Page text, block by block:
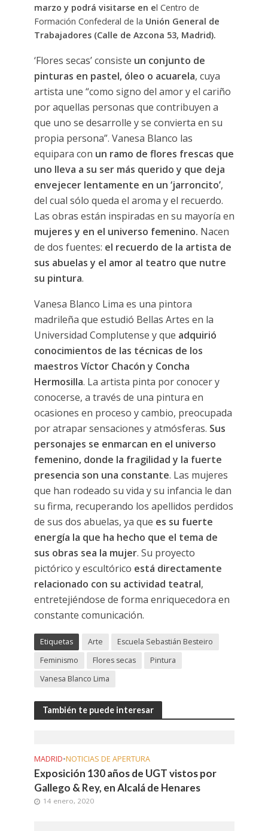
marzo y podrá visitarse en el Centro de
Formación Confederal de la Unión General de
Trabajadores (Calle de Azcona 53, Madrid).
‘Flores secas’ consiste un conjunto de
pinturas en pastel, óleo o acuarela, cuya
artista une “como signo del amor y el cariño
por aquellas personas que contribuyen a
que uno se desarrolle y se convierta en su
propia persona”. Vanesa Blanco las
equipara con un ramo de flores frescas que
uno lleva a su ser más querido y que deja
envejecer lentamente en un ‘jarroncito’,
del cual sólo queda el aroma y el recuerdo.
Las obras están inspiradas en su mayoría en
mujeres y en el universo femenino. Nacen
de dos fuentes: el recuerdo de la artista de
sus abuelas y el amor al teatro que nutre
su pintura.
Vanesa Blanco Lima es una pintora
madrileña que estudió Bellas Artes en la
Universidad Complutense y que adquirió
conocimientos de las técnicas de los
maestros Víctor Chacón y Concha
Hermosilla. La artista pinta por conocer y
conocerse, a través de una pintura en
ocasiones en proceso y cambio, preocupada
por atrapar sensaciones y atmósferas. Sus
personajes se enmarcan en el universo
femenino, donde la fragilidad y la fuerte
presencia son una constante. Las mujeres
que han rodeado su vida y su infancia le dan
su firma, recuperando los apellidos perdidos
de sus dos abuelas, ya que es su fuerte
energía la que ha hecho que el tema de
sus obras sea la mujer. Su proyecto
pictórico y escultórico está directamente
relacionado con su actividad teatral,
entretejiéndose de forma enriquecedora en
constante comunicación.
Etiquetas Arte
Escuela Sebastián Besteiro
Feminismo
Flores secas
Pintura
Vanesa Blanco Lima
También te puede interesar
MADRID•NOTICIAS DE APERTURA
Exposición 130 años de UGT vistos por
Gallego & Rey, en Alcalá de Henares
14 enero, 2020